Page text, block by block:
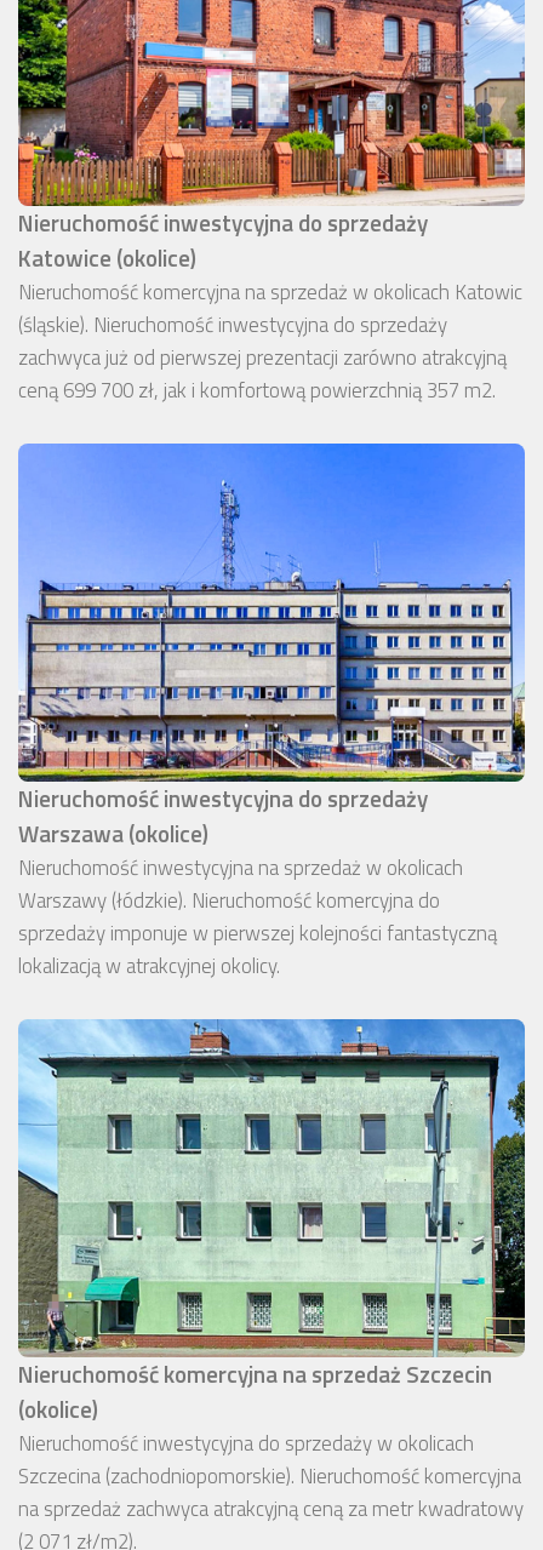
Nieruchomość inwestycyjna do sprzedaży
Katowice (okolice)
Nieruchomość komercyjna na sprzedaż w okolicach Katowic
(śląskie). Nieruchomość inwestycyjna do sprzedaży
zachwyca już od pierwszej prezentacji zarówno atrakcyjną
ceną 699 700 zł, jak i komfortową powierzchnią 357 m2.
Nieruchomość inwestycyjna do sprzedaży
Warszawa (okolice)
Nieruchomość inwestycyjna na sprzedaż w okolicach
Warszawy (łódzkie). Nieruchomość komercyjna do
sprzedaży imponuje w pierwszej kolejności fantastyczną
lokalizacją w atrakcyjnej okolicy.
Nieruchomość komercyjna na sprzedaż Szczecin
(okolice)
Nieruchomość inwestycyjna do sprzedaży w okolicach
Szczecina (zachodniopomorskie). Nieruchomość komercyjna
na sprzedaż zachwyca atrakcyjną ceną za metr kwadratowy
(2 071 zł/m2).